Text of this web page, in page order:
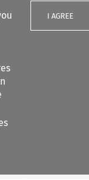
I AGREE